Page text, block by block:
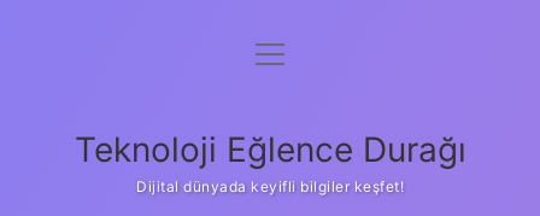
Anasayfa
Yasal Uyarı
menüyü
Teknoloji Eğlence Durağı
Dijital dünyada keyifli bilgiler keşfet!